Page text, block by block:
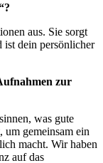
aus. Sie sorgt
ist dein persönlicher
zur
was gute
gemeinsam ein
macht. Wir haben
auf das